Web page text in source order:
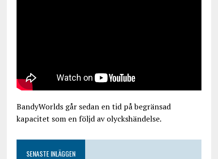
BandyWorlds går sedan en tid på begränsad
kapacitet som en följd av olyckshändelse.
SENASTE INLÄGGEN